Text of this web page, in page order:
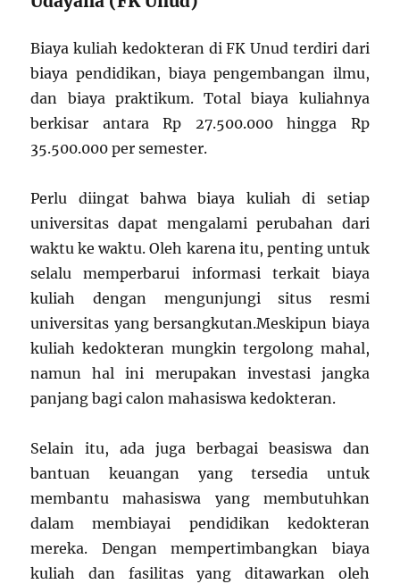
Biaya kuliah kedokteran di FK Unud terdiri dari
biaya pendidikan, biaya pengembangan ilmu,
dan biaya praktikum. Total biaya kuliahnya
berkisar antara Rp 27.500.000 hingga Rp
35.500.000 per semester.
Perlu diingat bahwa biaya kuliah di setiap
universitas dapat mengalami perubahan dari
waktu ke waktu. Oleh karena itu, penting untuk
selalu memperbarui informasi terkait biaya
kuliah dengan mengunjungi situs resmi
universitas yang bersangkutan.Meskipun biaya
kuliah kedokteran mungkin tergolong mahal,
namun hal ini merupakan investasi jangka
panjang bagi calon mahasiswa kedokteran.
Selain itu, ada juga berbagai beasiswa dan
bantuan keuangan yang tersedia untuk
membantu mahasiswa yang membutuhkan
dalam membiayai pendidikan kedokteran
mereka. Dengan mempertimbangkan biaya
kuliah dan fasilitas yang ditawarkan oleh